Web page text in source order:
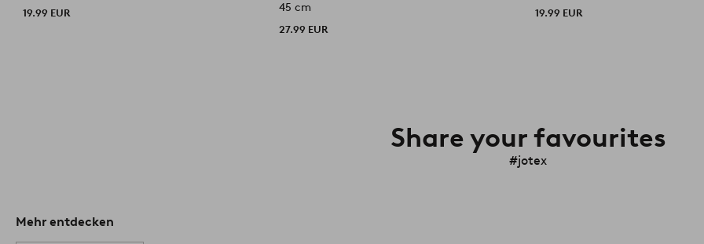
19.99 EUR
45 cm
27.99 EUR
19.99 EUR
Share your favourites
#jotex
Mehr entdecken